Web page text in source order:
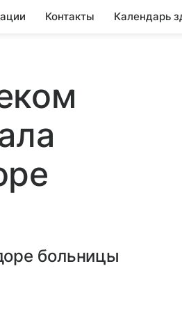
Контакты Календарь
больницы